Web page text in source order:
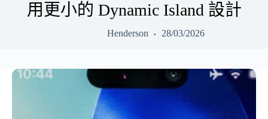
用更小的 Dynamic Island 設計
Henderson 28/03/2026